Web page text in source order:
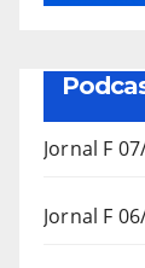
Jornal F
Jornal F